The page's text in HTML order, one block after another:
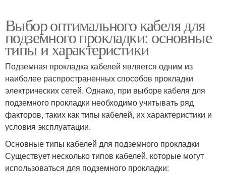
Выбор оптимального кабеля для
подземного прокладки: основные
типы и характеристики
Подземная прокладка кабелей является одним из
наиболее распространенных способов прокладки
электрических сетей. Однако, при выборе кабеля для
подземного прокладки необходимо учитывать ряд
факторов, таких как типы кабелей, их характеристики и
условия эксплуатации.
Основные типы кабелей для подземного прокладки
Существует несколько типов кабелей, которые могут
использоваться для подземного прокладки: